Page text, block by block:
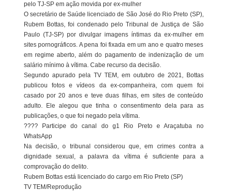
pelo TJ-SP em ação movida por ex-mulher
O secretário de Saúde licenciado de São José do Rio Preto (SP),
Rubem Bottas, foi condenado pelo Tribunal de Justiça de São
Paulo (TJ-SP) por divulgar imagens íntimas da ex-mulher em
sites pornográficos. A pena foi fixada em um ano e quatro meses
em regime aberto, além do pagamento de indenização de um
salário mínimo à vítima. Cabe recurso da decisão.
Segundo apurado pela TV TEM, em outubro de 2021, Bottas
publicou fotos e vídeos da ex-companheira, com quem foi
casado por 20 anos e teve duas filhas, em sites de conteúdo
adulto. Ele alegou que tinha o consentimento dela para as
publicações, o que foi negado pela vítima.
???? Participe do canal do g1 Rio Preto e Araçatuba no
WhatsApp
Na decisão, o tribunal considerou que, em crimes contra a
dignidade sexual, a palavra da vítima é suficiente para a
comprovação do delito.
Rubem Bottas está licenciado do cargo em Rio Preto (SP)
TV TEM/Reprodução